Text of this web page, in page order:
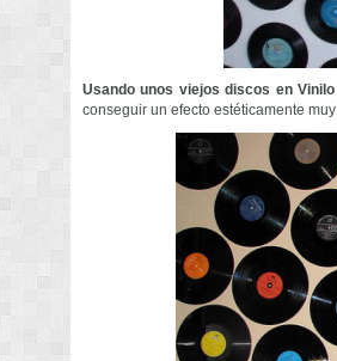
Usando unos viejos discos en Vinilo
conseguir un efecto estéticamente